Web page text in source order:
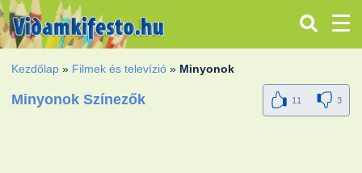
Kezdőlap » Filmek és televízió » Minyonok
Minyonok Színezők 11 3